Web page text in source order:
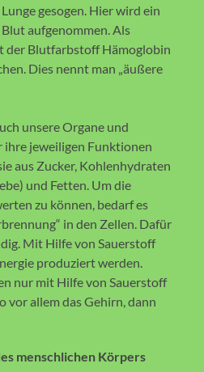
gesogen. Hier wird ein
aufgenommen. Als
der Blutfarbstoff Hämoglobin
Dies nennt man „äußere
unsere Organe und
jeweiligen Funktionen
aus Zucker, Kohlenhydraten
und Fetten. Um die
zu können, bedarf es
in den Zellen. Dafür
Mit Hilfe von Sauerstoff
produziert werden.
nur mit Hilfe von Sauerstoff
vor allem das Gehirn, dann
menschlichen Körpers